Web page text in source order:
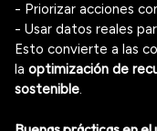
- Priorizar acciones
- Usar datos reales
Esto convierte a las
la optimización de
sostenible.